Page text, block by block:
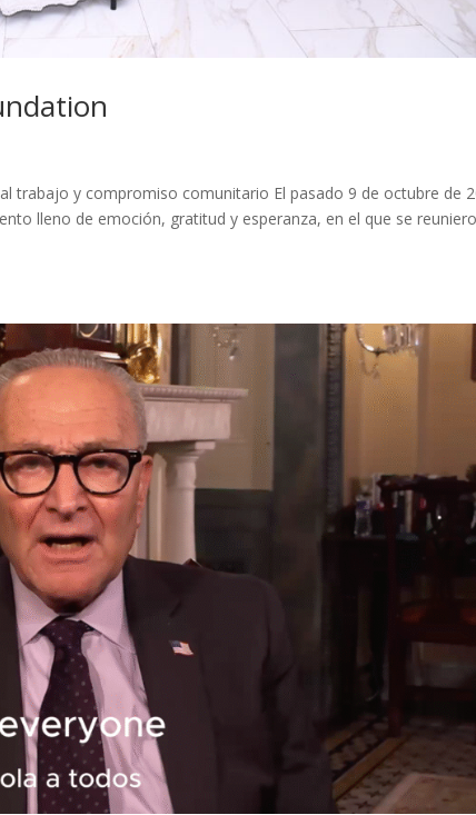
trabajo y compromiso comunitario El pasado 9 de octubre de
lleno de emoción, gratitud y esperanza, en el que se